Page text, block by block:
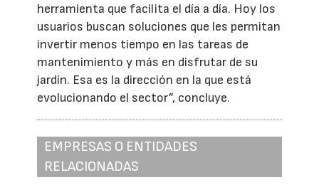
herramienta que facilita el día a día. Hoy los
usuarios buscan soluciones que les permitan
invertir menos tiempo en las tareas de
mantenimiento y más en disfrutar de su
jardín. Esa es la dirección en la que está
evolucionando el sector”, concluye.
EMPRESAS O ENTIDADES
RELACIONADAS